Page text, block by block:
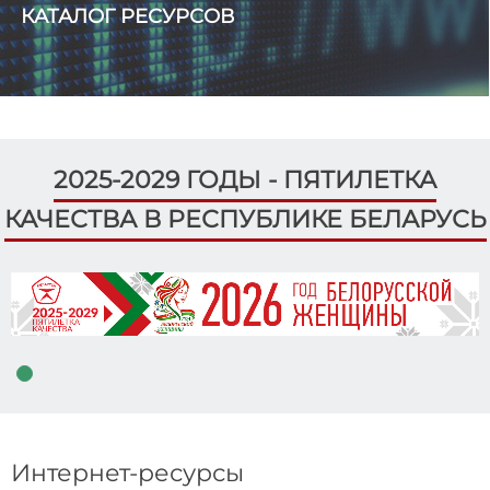
КАТАЛОГ РЕСУРСОВ
2025-2029 ГОДЫ - ПЯТИЛЕТКА
КАЧЕСТВА В РЕСПУБЛИКЕ БЕЛАРУСЬ
Интернет-ресурсы